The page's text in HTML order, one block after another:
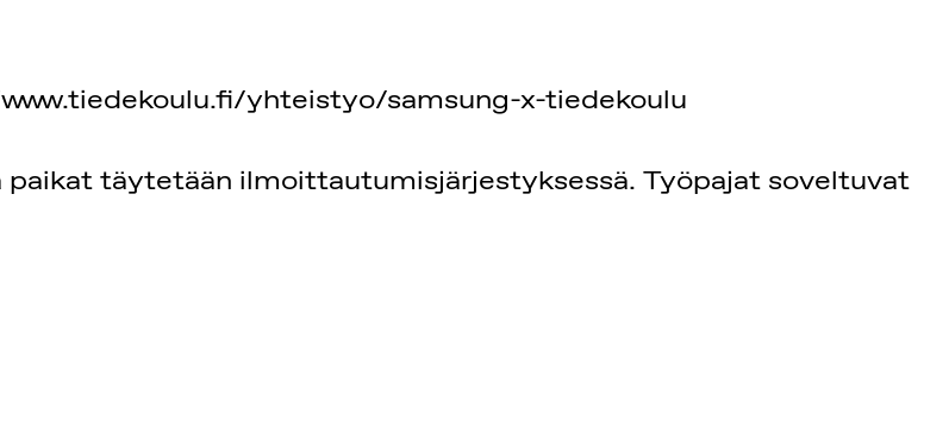
yhteistyo/samsung-x-tiedekoulu
paikat täytetään ilmoittautumisjärjestyksessä. Työpajat soveltuvat